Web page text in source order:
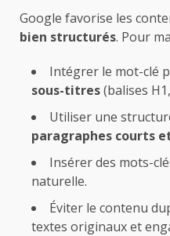
Google favorise les
bien structurés. Pour
Intégrer le mot-clé
sous-titres(balises
Utiliser une
paragraphes courts
Insérer des mots-
naturelle.
Éviter le contenu
textes originaux et